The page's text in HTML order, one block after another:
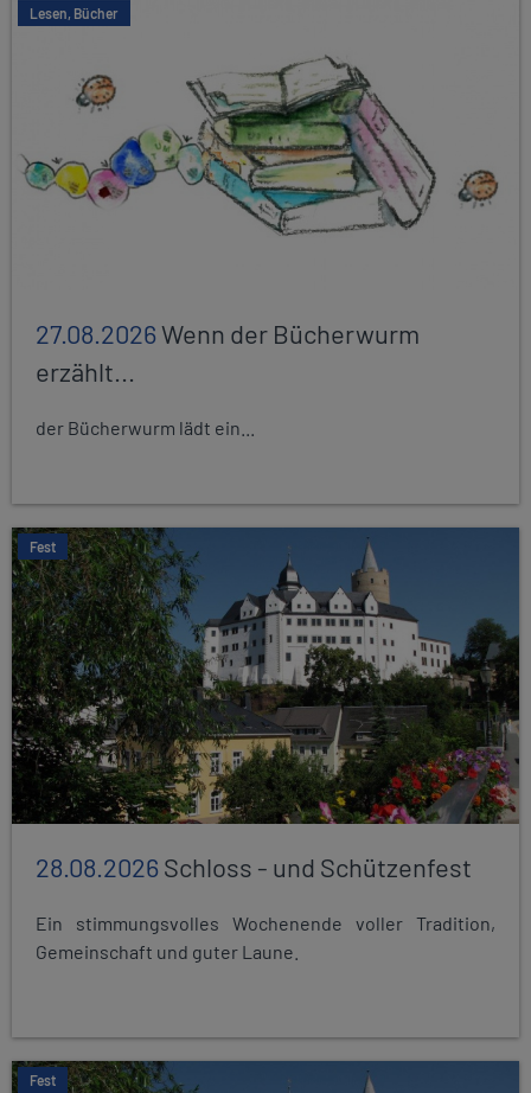
Lesen, Bücher
27.08.2026Wenn der Bücherwurm
erzählt...
der Bücherwurm lädt ein...
Fest
28.08.2026Schloss - und Schützenfest
Ein stimmungsvolles Wochenende voller Tradition,
Gemeinschaft und guter Laune.
Fest